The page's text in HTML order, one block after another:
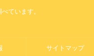
ています。
サイトマップ